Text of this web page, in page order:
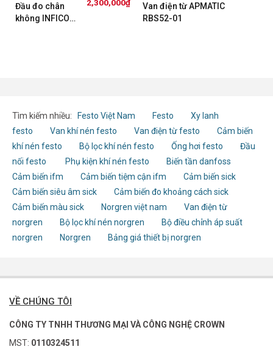
Đầu đo chân
không INFICON
2,300,000₫
Van điện từ APMATIC
RBS52-01
Tìm kiếm nhiều: Festo Việt Nam Festo
Xy lanh
festo
Van khí nén festo Van điện từ festo
Cảm biến
khí nén festo
Bộ lọc khí nén festo Ống hơi festo
Đầu
nối festo
Phụ kiện khí nén festo
Biến tần danfoss
Cảm biến ifm
Cảm biến tiệm cận ifm
Cảm biến sick
Cảm biến siêu âm sick
Cảm biến đo khoảng cách sick
Cảm biến màu sick
Norgren việt nam
Van điện từ
norgren
Bộ lọc khí nén norgren
Bộ điều chỉnh áp suất
norgren
Norgren Bảng giá thiết bị norgren
VỀ CHÚNG TÔI
CÔNG TY TNHH THƯƠNG MẠI VÀ CÔNG NGHỆ CROWN
MST: 0110324511